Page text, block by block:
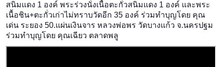
สนิมแดง 1 องค์ พระร่วงนั่งเนื้อตะกั่วสนิมแดง 1 องค์ และพระ
เนื้อชิน+ตะกั่วเก่าไม่ทราบวัดอีก 35 องค์ ร่วมทำบุญโดย คุณ
เด่น ระยอง 50.แผ่นเงินจาร หลวงพ่อพร วัดบางแก้ว จ.นครปฐม
ร่วมทำบุญโดย คุณเฉียว ตลาดพลู